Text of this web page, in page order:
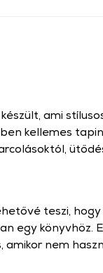
ami
kellemes
teszi,
egy könyvhöz.
amikor nem